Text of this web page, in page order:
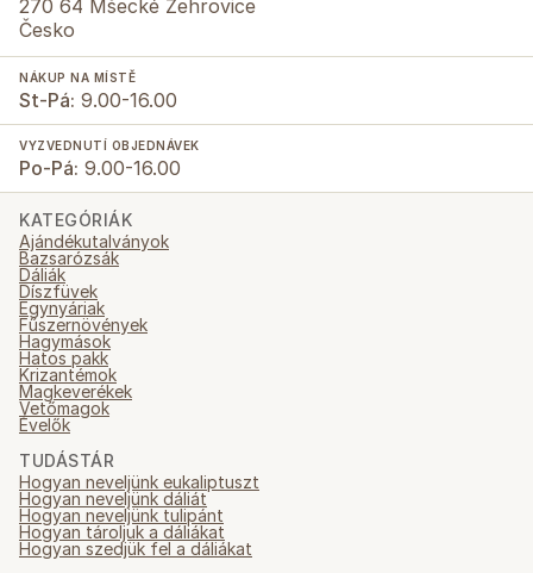
270 64 Mšecké Žehrovice
Česko
NÁKUP NA MÍSTĚ
St-Pá: 9.00-16.00
VYZVEDNUTÍ OBJEDNÁVEK
Po-Pá: 9.00-16.00
KATEGÓRIÁK
Ajándékutalványok
Bazsarózsák
Dáliák
Díszfüvek
Egynyáriak
Fűszernövények
Hagymások
Hatos pakk
Krizantémok
Magkeverékek
Vetőmagok
Évelők
TUDÁSTÁR
Hogyan neveljünk eukaliptuszt
Hogyan neveljünk dáliát
Hogyan neveljünk tulipánt
Hogyan tároljuk a dáliákat
Hogyan szedjük fel a dáliákat